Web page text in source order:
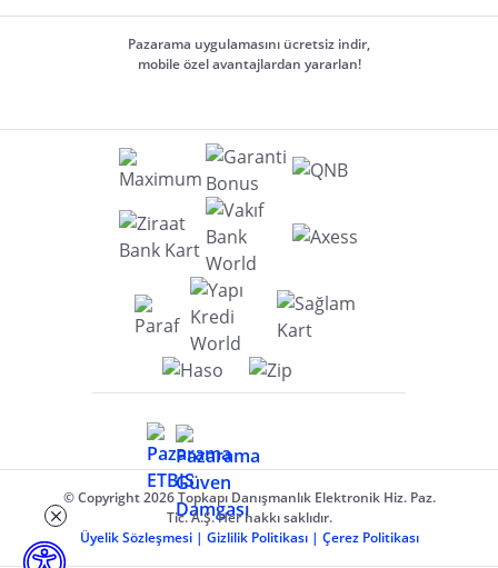
Pazarama uygulamasını ücretsiz indir,
mobile özel avantajlardan yararlan!
© Copyright 2026 Topkapı Danışmanlık Elektronik Hiz. Paz.
Tic. A.Ş. Her hakkı saklıdır.
Üyelik Sözleşmesi | Gizlilik Politikası | Çerez Politikası